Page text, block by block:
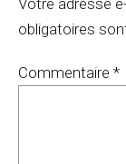
obligatoires
Commentaire *